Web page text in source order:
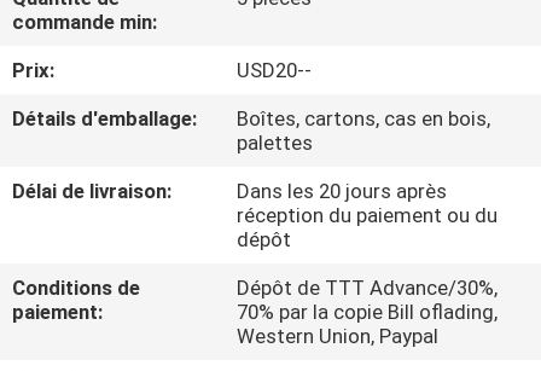
VISITE
D'USINE
CONTRÔLE
QUALITÉ
commande min:
Prix:
USD20--
Détails d'emballage:
Boîtes, cartons, cas en bois,
palettes
Délai de livraison:
Dans les 20 jours après
réception du paiement ou du
dépôt
Conditions de
paiement:
Dépôt de TTT Advance/30%,
70% par la copie Bill oflading,
Western Union, Paypal